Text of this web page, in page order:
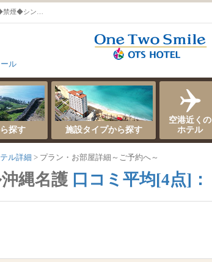
ル
探す 施設タイプから探す
空港近くの
ホテル
ル詳細 プラン・お部屋詳細～ご予約へ～
縄名護 口コミ平均[4点]：